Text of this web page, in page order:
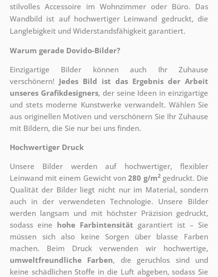
stilvolles Accessoire im Wohnzimmer oder Büro. Das
Wandbild ist auf hochwertiger Leinwand gedruckt, die
Langlebigkeit und Widerstandsfähigkeit garantiert.
Warum gerade Dovido-Bilder?
Einzigartige Bilder können auch Ihr Zuhause
verschönern! Jedes Bild ist das Ergebnis der Arbeit
unseres Grafikdesigners, der seine Ideen in einzigartige
und stets moderne Kunstwerke verwandelt. Wählen Sie
aus originellen Motiven und verschönern Sie Ihr Zuhause
mit Bildern, die Sie nur bei uns finden.
Hochwertiger Druck
Unsere Bilder werden auf hochwertiger, flexibler
Leinwand mit einem Gewicht von280 g/m2gedruckt. Die
Qualität der Bilder liegt nicht nur im Material, sondern
auch in der verwendeten Technologie. Unsere Bilder
werden langsam und mit höchster Präzision gedruckt,
sodass eine hohe Farbintensität garantiert ist – Sie
müssen sich also keine Sorgen über blasse Farben
machen. Beim Druck verwenden wir hochwertige,
umweltfreundliche Farben, die geruchlos sind und
keine schädlichen Stoffe in die Luft abgeben, sodass Sie